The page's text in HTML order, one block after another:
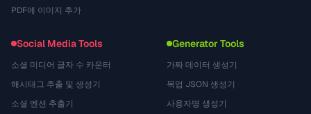
PDF에 이미지 추가
Social Media Tools
소셜 미디어 글자 수 카운터
해시태그 추출 및 생성기
소셜 멘션 추출기
Generator Tools
가짜 데이터 생성기
목업 JSON 생성기
사용자명 생성기